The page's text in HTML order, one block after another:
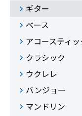
ギター
ベース
アコースティッ
クラシック
ウクレレ
バンジョー
マンドリン